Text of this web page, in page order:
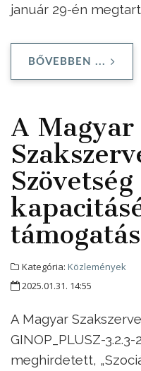
január 29-én
BŐVEBBEN ...
A Magyar
Szövetség
Kategória: Közlemények
2025.01.31. 14:55
A Magyar
GINOP_PLUSZ-
meghirdetett,